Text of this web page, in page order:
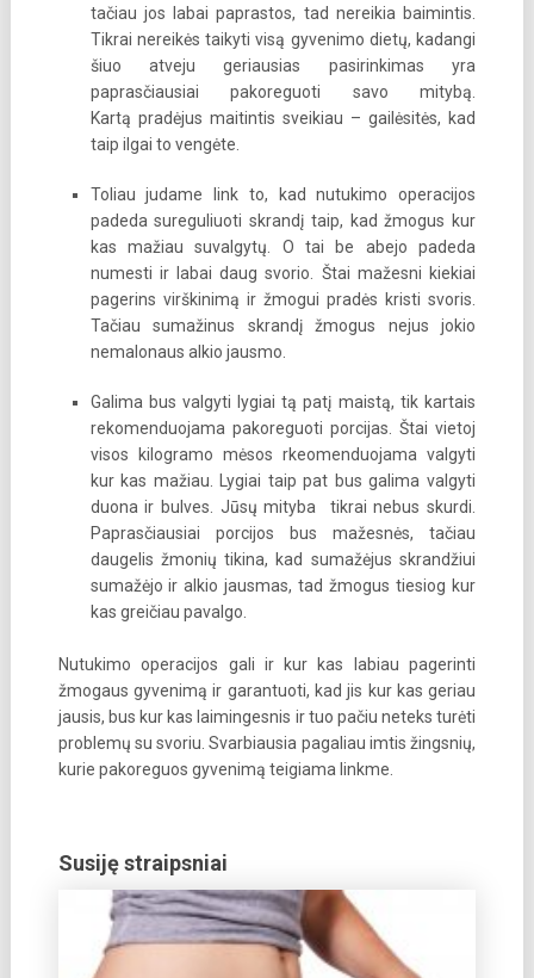
tačiau jos labai paprastos, tad nereikia baimintis.
Tikrai nereikės taikyti visą gyvenimo dietų, kadangi
šiuo atveju geriausias pasirinkimas yra
paprasčiausiai pakoreguoti savo mitybą.
Kartą pradėjus maitintis sveikiau – gailėsitės, kad
taip ilgai to vengėte.
Toliau judame link to, kad nutukimo operacijos
padeda sureguliuoti skrandį taip, kad žmogus kur
kas mažiau suvalgytų. O tai be abejo padeda
numesti ir labai daug svorio. Štai mažesni kiekiai
pagerins virškinimą ir žmogui pradės kristi svoris.
Tačiau sumažinus skrandį žmogus nejus jokio
nemalonaus alkio jausmo.
Galima bus valgyti lygiai tą patį maistą, tik kartais
rekomenduojama pakoreguoti porcijas. Štai vietoj
visos kilogramo mėsos rkeomenduojama valgyti
kur kas mažiau. Lygiai taip pat bus galima valgyti
duona ir bulves. Jūsų mityba tikrai nebus skurdi.
Paprasčiausiai porcijos bus mažesnės, tačiau
daugelis žmonių tikina, kad sumažėjus skrandžiui
sumažėjo ir alkio jausmas, tad žmogus tiesiog kur
kas greičiau pavalgo.
Nutukimo operacijos gali ir kur kas labiau pagerinti
žmogaus gyvenimą ir garantuoti, kad jis kur kas geriau
jausis, bus kur kas laimingesnis ir tuo pačiu neteks turėti
problemų su svoriu. Svarbiausia pagaliau imtis žingsnių,
kurie pakoreguos gyvenimą teigiama linkme.
Susiję straipsniai